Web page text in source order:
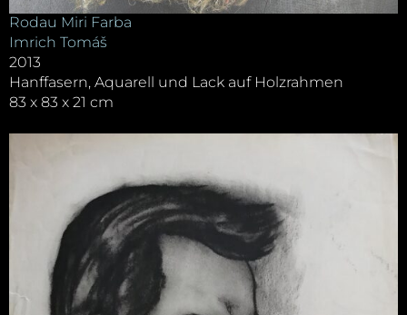
Rodau Miri Farba
Imrich Tomáš
2013
Hanffasern, Aquarell und Lack auf Holzrahmen
83 x 83 x 21 cm